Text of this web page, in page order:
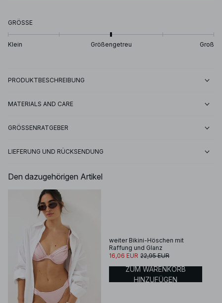
GRÖSSE
Klein Größengetreu Groß
PRODUKTBESCHREIBUNG
MATERIALS AND CARE
GRÖSSENRATGEBER
LIEFERUNG UND RÜCKSENDUNG
Den dazugehörigen Artikel
weiter Bikini-Höschen mit
Raffung und Glanz
16,06 EUR 22,95 EUR
ZUM WARENKORB
HINZUFÜGEN